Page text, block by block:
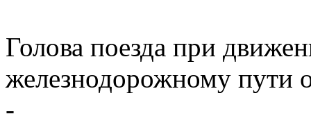
Голова поезда при
железнодорожному пути